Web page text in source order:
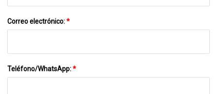
Correo electrónico:*
Teléfono/WhatsApp:*